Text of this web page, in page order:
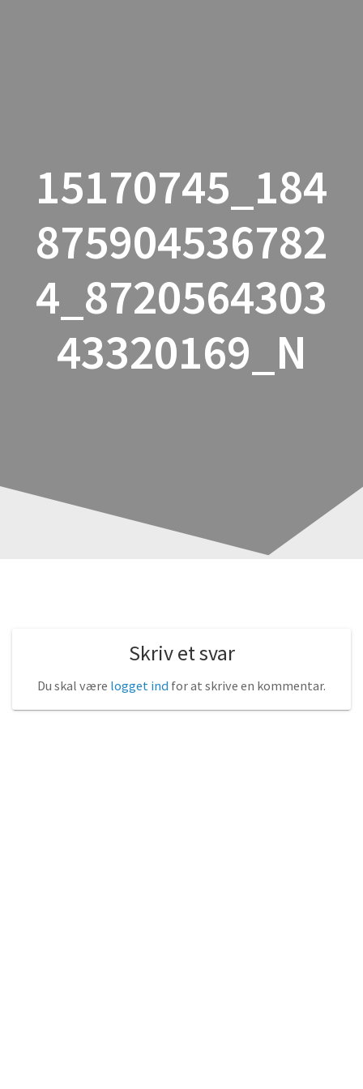
15170745_184
875904536782
4_8720564303
43320169_N
Skriv et svar
Du skal være logget ind for at skrive en kommentar.